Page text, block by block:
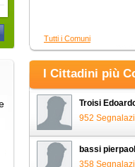
Tutti i Comuni
I Cittadini più
Troisi
952
bassi
358